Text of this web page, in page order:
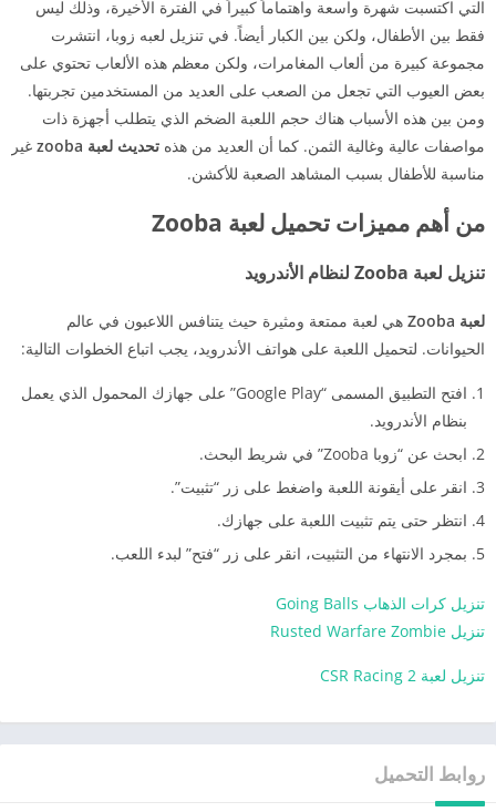
التي اكتسبت شهرة واسعة واهتماماً كبيراً في الفترة الأخيرة، وذلك ليس
فقط بين الأطفال، ولكن بين الكبار أيضاً. في تنزيل لعبه زوبا، انتشرت
مجموعة كبيرة من ألعاب المغامرات، ولكن معظم هذه الألعاب تحتوي على
بعض العيوب التي تجعل من الصعب على العديد من المستخدمين تجربتها.
ومن بين هذه الأسباب هناك حجم اللعبة الضخم الذي يتطلب أجهزة ذات
مواصفات عالية وغالية الثمن. كما أن العديد من هذه تحديث لعبة zooba
غير
مناسبة للأطفال بسبب المشاهد الصعبة للأكشن.
من أهم مميزات تحميل لعبة Zooba
تنزيل لعبة Zooba لنظام الأندرويد
لعبة Zooba
هي لعبة ممتعة ومثيرة حيث يتنافس اللاعبون في عالم
الحيوانات. لتحميل اللعبة على هواتف الأندرويد، يجب اتباع الخطوات التالية:
افتح التطبيق المسمى “Google Play” على جهازك المحمول الذي يعمل
بنظام الأندرويد.
ابحث عن “زوبا Zooba” في شريط البحث.
انقر على أيقونة اللعبة واضغط على زر “تثبيت”.
انتظر حتى يتم تثبيت اللعبة على جهازك.
بمجرد الانتهاء من التثبيت، انقر على زر “فتح” لبدء اللعب.
تنزيل كرات الذهاب Going Balls
تنزيل Rusted Warfare Zombie
تنزيل لعبة CSR Racing 2
روابط التحميل